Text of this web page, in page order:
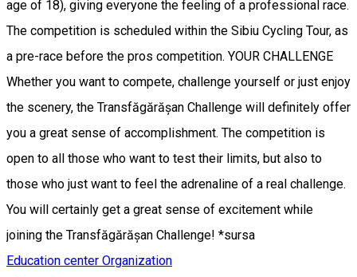
age of 18), giving everyone the feeling of a professional race.
The competition is scheduled within the Sibiu Cycling Tour, as
a pre-race before the pros competition. YOUR CHALLENGE
Whether you want to compete, challenge yourself or just enjoy
the scenery, the Transfăgărășan Challenge will definitely offer
you a great sense of accomplishment. The competition is
open to all those who want to test their limits, but also to
those who just want to feel the adrenaline of a real challenge.
You will certainly get a great sense of excitement while
joining the Transfăgărășan Challenge! *sursa
Education center Organization